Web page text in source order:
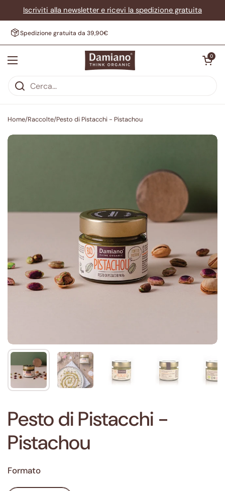
Passa ai contenuti
Iscriviti alla newsletter e ricevi la spedizione gratuita
Spedizione gratuita da 39,90€
Apri menu
Apri carrello
0
Home/Raccolte/Pesto di Pistacchi - Pistachou
Pesto di Pistacchi -
Pistachou
Formato